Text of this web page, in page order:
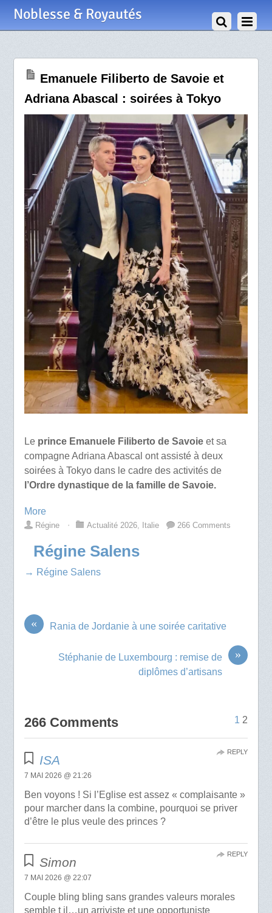
Noblesse & Royautés
Emanuele Filiberto de Savoie et
Adriana Abascal : soirées à Tokyo
Le prince Emanuele Filiberto de Savoieet sa
compagne Adriana Abascal ont assisté à deux
soirées à Tokyo dans le cadre des activités de
l’Ordre dynastique de la famille de Savoie.
More
Régine ⋅ Actualité 2026, Italie 266 Comments
Régine Salens
→ Régine Salens
« Rania de Jordanie à une soirée caritative
»
Stéphanie de Luxembourg : remise de
diplômes d’artisans
266 Comments 1 2
ISA
7 MAI 2026 @ 21:26
Ben voyons ! Si l’Eglise est assez « complaisante »
pour marcher dans la combine, pourquoi se priver
d’être le plus veule des princes ?
REPLY
Simon
7 MAI 2026 @ 22:07
Couple bling bling sans grandes valeurs morales
semble t il…un arriviste et une opportuniste
REPLY